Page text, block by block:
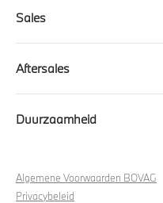
Sales
Aftersales
Duurzaamheid
Algemene Voorwaarden BOVAG
Privacybeleid